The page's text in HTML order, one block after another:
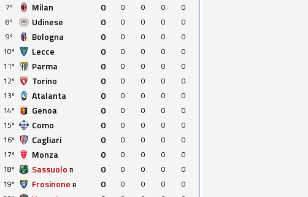
7º
Milan 0 0 0 0
0
8º
Udinese 0 0 0 0
0
9º
Bologna 0 0 0 0
0
10º
Lecce 0 0 0 0
0
11º
Parma 0 0 0 0
0
12º
Torino 0 0 0 0
0
13º
Atalanta 0 0 0 0
0
14º
Genoa 0 0 0 0
0
15º
Como 0 0 0 0
0
16º
Cagliari 0 0 0 0
0
17º
Monza 0 0 0 0
0
18º
Sassuolo R 0 0 0 0
0
19º
Frosinone R 0 0 0 0
0